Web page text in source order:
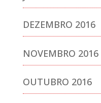
DEZEMBRO 2016
NOVEMBRO 2016
OUTUBRO 2016